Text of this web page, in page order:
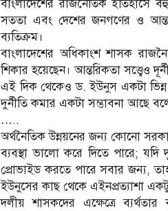
বাংলাদেশের রাজনৈতিক
সততা এবং দেশের জনগণের ও
ব্যতিক্রম।
বাংলাদেশের অধিকাংশ শাসক
শিকার হয়েছেন। আন্তরিকতা সত্ত্বেও
এই দিক থেকেও ড. ইউনুস একটা ভিন্ন
দুর্নীতি কমার একটা সম্ভাবনা আছে
…..
অর্থনৈতিক উন্নয়নের জন্য কোনো
ব্যবস্থা ভালো করে দিতে পারে; যদি
প্রোভাইড করতে পারে সবার জন্য,
ইউনুসের কাছ থেকে এইনপ্রত্যাশা
দলীয় শাসকদের এক্ষেত্রে